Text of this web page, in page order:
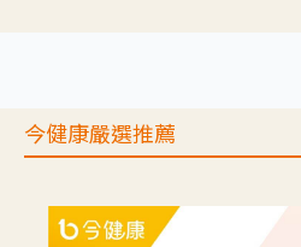
今健康嚴選推薦